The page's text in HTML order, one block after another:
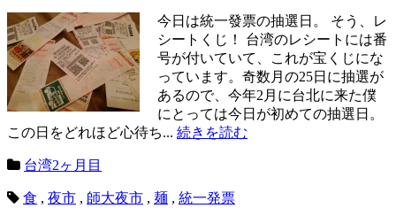
今日は統一發票の抽選日。 そう、レ
シートくじ！ 台湾のレシートには番
号が付いていて、これが宝くじにな
っています。奇数月の25日に抽選が
あるので、今年2月に台北に来た僕
にとっては今日が初めての抽選日。
この日をどれほど心待ち... 続きを読む
台湾2ヶ月目
食 , 夜市 , 師大夜市 , 麺 , 統一発票